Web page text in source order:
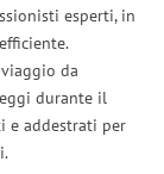
esperti, in
da
durante il
e addestrati per